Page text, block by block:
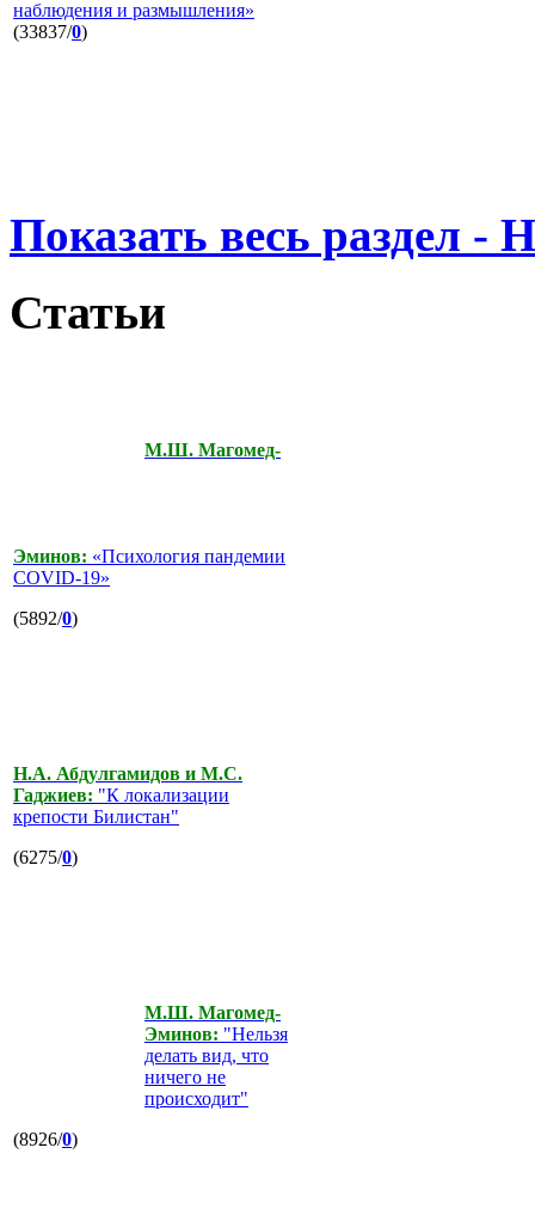
наблюдения и размышления»
(33837/0)
Показать весь раздел -
Статьи
М.Ш. Магомед-
Эминов: «Психология пандемии
COVID-19»
(5892/0)
Н.А. Абдулгамидов и М.С.
Гаджиев: "К локализации
крепости Билистан"
(6275/0)
М.Ш. Магомед-
Эминов: "Нельзя
делать вид, что
ничего не
происходит"
(8926/0)